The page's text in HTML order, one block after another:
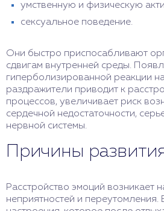
умственную и физическую
сексуальное поведение.
Они быстро приспосабливают
сдвигам внутренней среды.
гиперболизированной реакции
раздражители приводит к
процессов, увеличивает риск
сердечной недостаточности,
нервной системы.
Причины
Расстройство эмоций возникает
неприятностей и переутомления.